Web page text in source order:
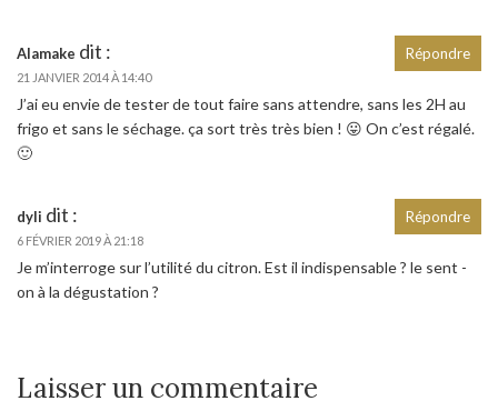
Alamake dit :
21 JANVIER 2014 À 14:40
J’ai eu envie de tester de tout faire sans attendre, sans les 2H au
frigo et sans le séchage. ça sort très très bien ! 😛 On c’est régalé.
🙂
Répondre
dyli dit :
6 FÉVRIER 2019 À 21:18
Je m’interroge sur l’utilité du citron. Est il indispensable ? le sent -
on à la dégustation ?
Répondre
Laisser un commentaire